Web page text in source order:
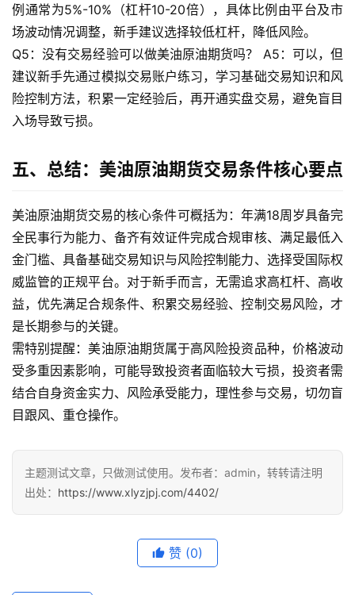
例通常为5%-10%（杠杆10-20倍），具体比例由平台及市
场波动情况调整，新手建议选择较低杠杆，降低风险。
Q5：没有交易经验可以做美油原油期货吗？ A5：可以，但
建议新手先通过模拟交易账户练习，学习基础交易知识和风
险控制方法，积累一定经验后，再开通实盘交易，避免盲目
入场导致亏损。
五、总结：美油原油期货交易条件核心要点
美油原油期货交易的核心条件可概括为：年满18周岁具备完
全民事行为能力、备齐有效证件完成合规审核、满足最低入
金门槛、具备基础交易知识与风险控制能力、选择受国际权
威监管的正规平台。对于新手而言，无需追求高杠杆、高收
益，优先满足合规条件、积累交易经验、控制交易风险，才
是长期参与的关键。
需特别提醒：美油原油期货属于高风险投资品种，价格波动
受多重因素影响，可能导致投资者面临较大亏损，投资者需
结合自身资金实力、风险承受能力，理性参与交易，切勿盲
目跟风、重仓操作。
主题测试文章，只做测试使用。发布者：admin，转转请注明
出处： https://www.xlyzjpj.com/4402/
赞 (0)